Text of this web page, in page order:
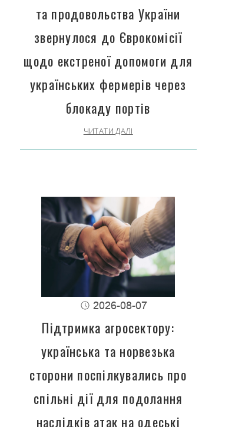
та продовольства України
звернулося до Єврокомісії
щодо екстреної допомоги для
українських фермерів через
блокаду портів
ЧИТАТИ ДАЛІ
2026-08-07
Підтримка агросектору:
українська та норвезька
сторони поспілкувались про
спільні дії для подолання
наслідків атак на одеські